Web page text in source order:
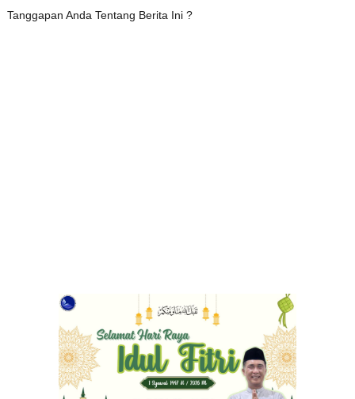
Tanggapan Anda Tentang Berita Ini ?